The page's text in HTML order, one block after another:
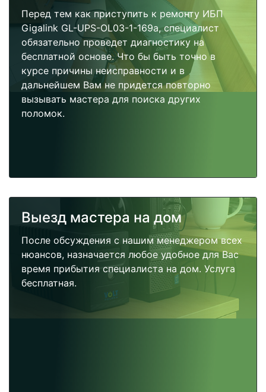
Перед тем как приступить к ремонту ИБП
Gigalink GL-UPS-OL03-1-169a, специалист
обязательно проведет диагностику на
бесплатной основе. Что бы быть точно в
курсе причины неисправности и в
дальнейшем Вам не придется повторно
вызывать мастера для поиска других
поломок.
Выезд мастера на дом
После обсуждения с нашим менеджером всех
нюансов, назначается любое удобное для Вас
время прибытия специалиста на дом. Услуга
бесплатная.